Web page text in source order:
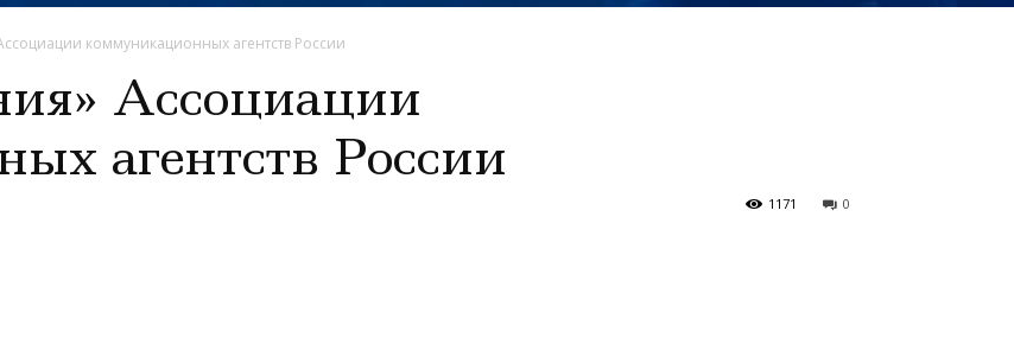
коммуникационных агентств России
Ассоциации
агентств России
0
1171